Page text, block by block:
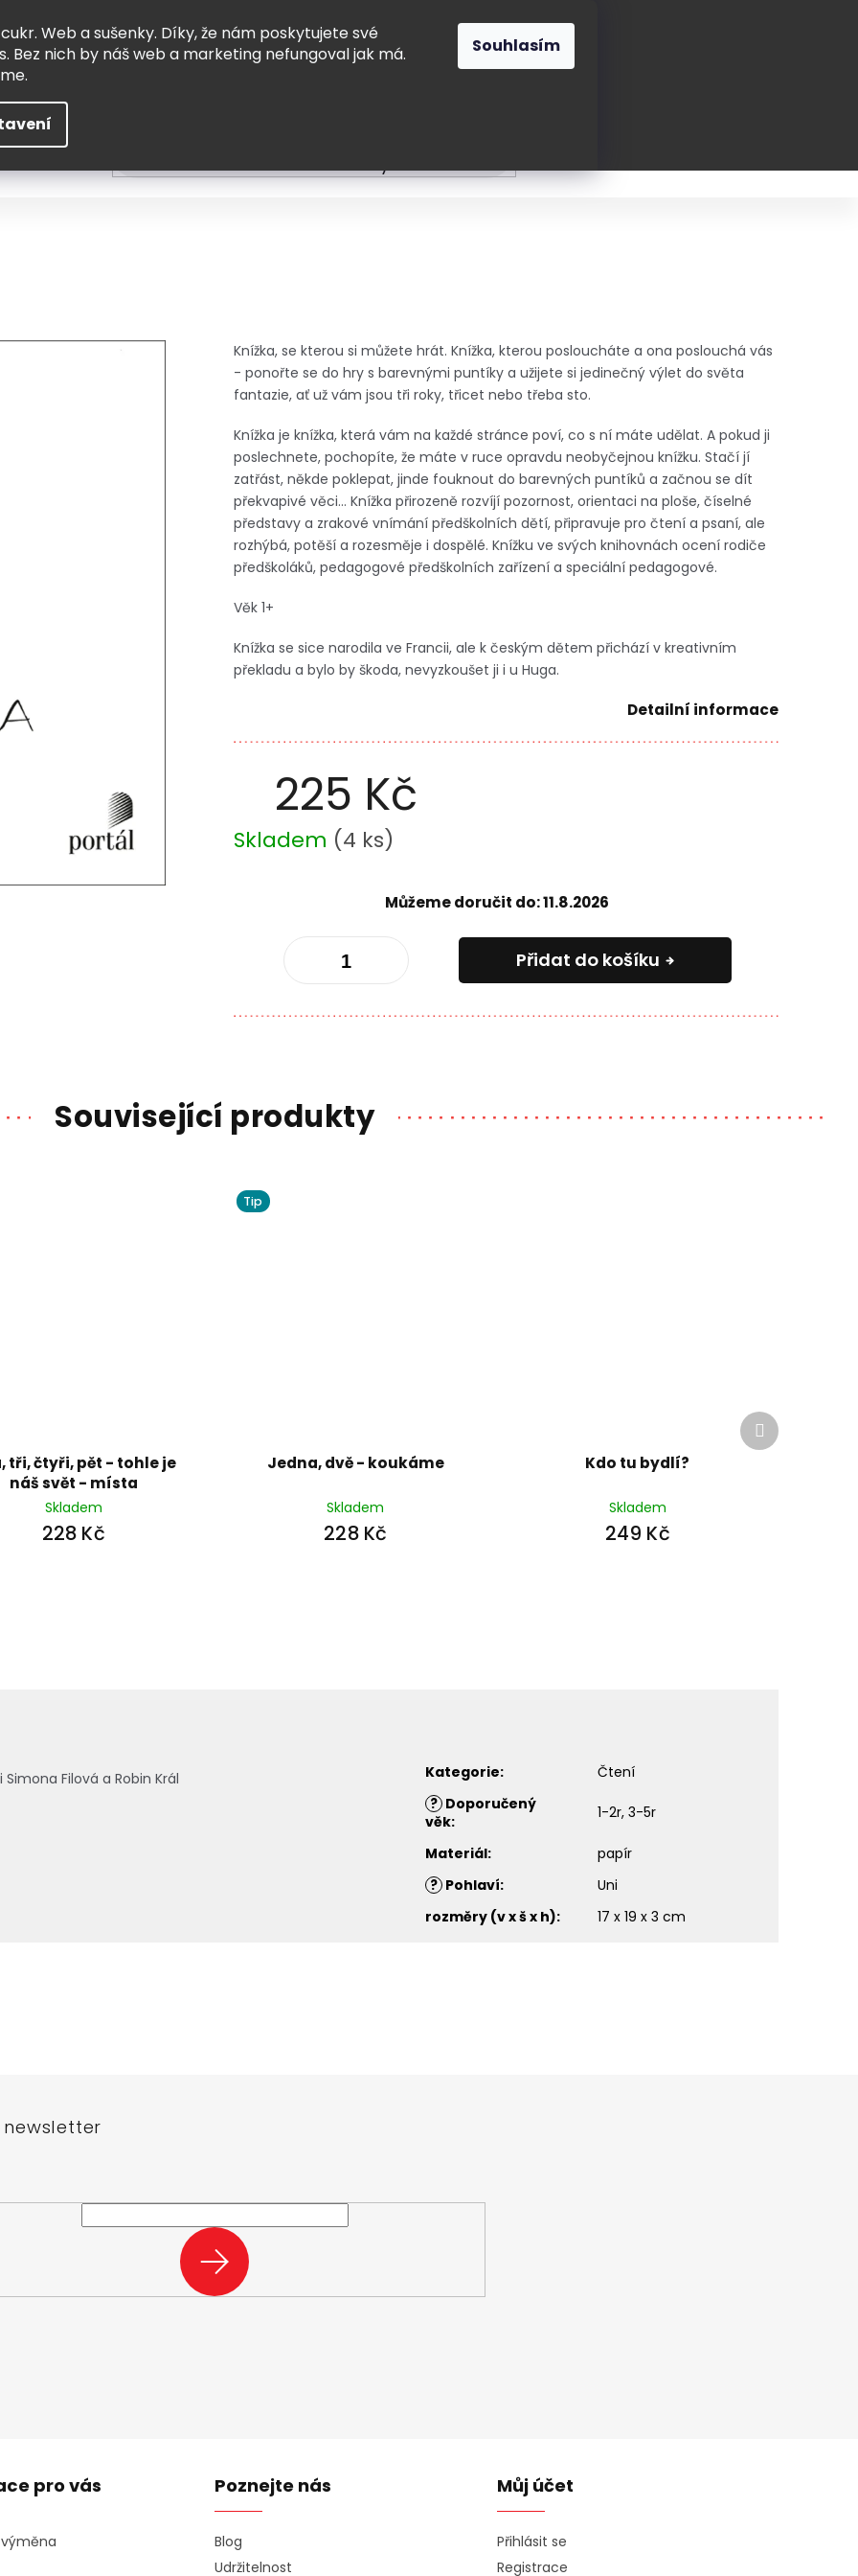
Web a sušenky. Díky, že nám poskytujete své
Bez nich by náš web a marketing nefungoval jak má.
Souhlasím
225 Kč
Měrná
cena:
Skladem (4 ks)
Můžeme doručit do:11.8.2026
Přidat do košíku
Knížka, se kterou si můžete hrát. Knížka, kterou posloucháte a ona poslouchá vás
- ponořte se do hry s barevnými puntíky a užijete si jedinečný výlet do světa
fantazie, ať už vám jsou tři roky, třicet nebo třeba sto.
Knížka je knížka, která vám na každé stránce poví, co s ní máte udělat. A pokud ji
poslechnete, pochopíte, že máte v ruce opravdu neobyčejnou knížku. Stačí jí
zatřást, někde poklepat, jinde fouknout do barevných puntíků a začnou se dít
překvapivé věci… Knížka přirozeně rozvíjí pozornost, orientaci na ploše, číselné
představy a zrakové vnímání předškolních dětí, připravuje pro čtení a psaní, ale
rozhýbá, potěší a rozesměje i dospělé. Knížku ve svých knihovnách ocení rodiče
předškoláků, pedagogové předškolních zařízení a speciální pedagogové.
Věk 1+
Knížka se sice narodila ve Francii, ale k českým dětem přichází v kreativním
překladu a bylo by škoda, nevyzkoušet ji i u Huga.
Detailní informace
Související produkty
tři, čtyři, pět - tohle je
náš svět - místa
Skladem
228 Kč
Tip
Jedna, dvě - koukáme
Skladem
228 Kč
Kdo tu bydlí?
Skladem
249 Kč
Další
produkt
Filová a Robin Král Kategorie:
Čtení
? Doporučený
věk: 1-2r, 3-5r
Materiál:
papír
? Pohlaví:
Uni
rozměry (v x š x h): 17 x 19 x 3 cm
PŘIHLÁSIT
SE
pro vás Poznejte nás
Blog
Udržitelnost
Můj účet
Přihlásit se
Registrace